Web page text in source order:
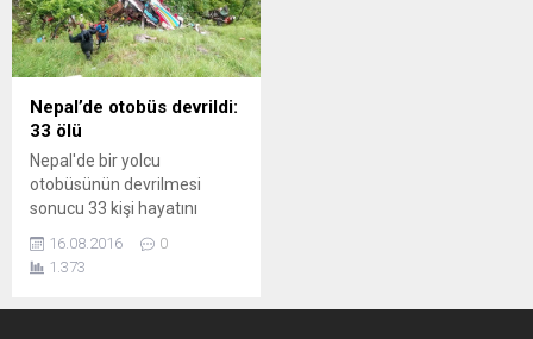
Nepal’de otobüs devrildi:
33 ölü
Nepal'de bir yolcu
otobüsünün devrilmesi
sonucu 33 kişi hayatını
Nepal’de yolcu otobüsünün
devrilmesi sonucu 33 kişi
16.08.2016
0
1.373